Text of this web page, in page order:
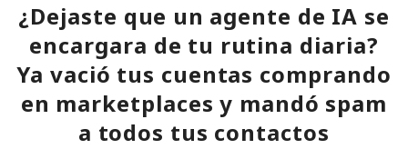
¿Dejaste que un agente de IA se
encargara de tu rutina diaria?
Ya vació tus cuentas comprando
en marketplaces y mandó spam
a todos tus contactos